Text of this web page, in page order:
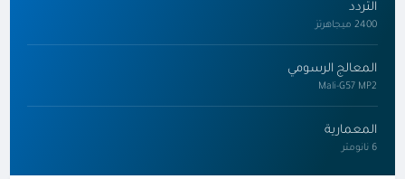
التردد
2400 ميجاهرتز
المعالج الرسومي
Mali-G57 MP2
المعمارية
6 نانومتر